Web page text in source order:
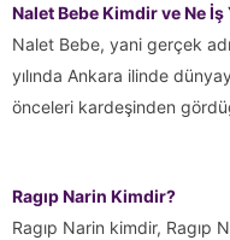
Nalet Bebe Kimdir ve Ne İş
Nalet Bebe, yani gerçek
yılında Ankara ilinde
önceleri kardeşinden
Ragıp Narin Kimdir?
Ragıp Narin kimdir, Ragıp